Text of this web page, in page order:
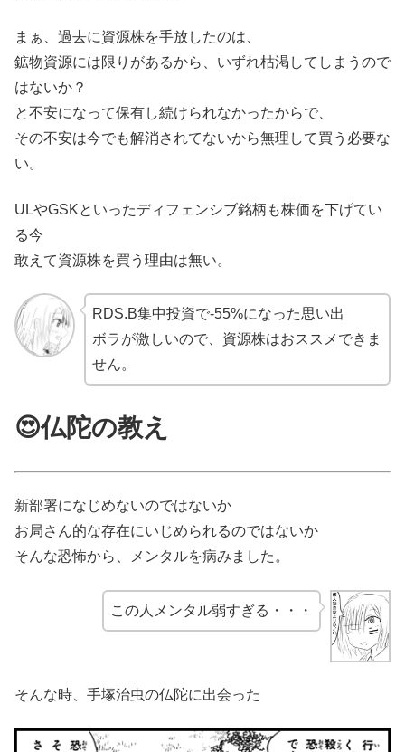
まぁ、過去に資源株を手放したのは、
鉱物資源には限りがあるから、いずれ枯渇してしまうので
はないか？
と不安になって保有し続けられなかったからで、
その不安は今でも解消されてないから無理して買う必要な
い。
ULやGSKといったディフェンシブ銘柄も株価を下げてい
る今
敢えて資源株を買う理由は無い。
RDS.B集中投資で-55%になった思い出
ボラが激しいので、資源株はおススメできま
せん。
😍仏陀の教え
新部署になじめないのではないか
お局さん的な存在にいじめられるのではないか
そんな恐怖から、メンタルを病みました。
この人メンタル弱すぎる・・・
そんな時、手塚治虫の仏陀に出会った